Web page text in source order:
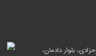
بلوار دادمان،